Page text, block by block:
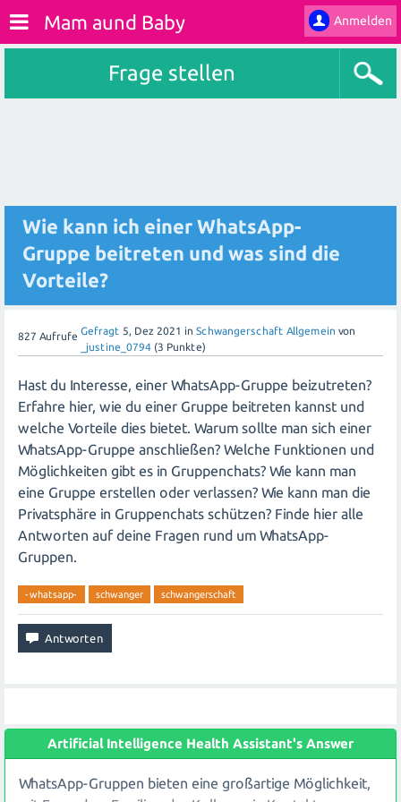
Anmelden
Mam aund Baby
Frage stellen
Wie kann ich einer WhatsApp-
Gruppe beitreten und was sind die
Vorteile?
827 Aufrufe Gefragt 5, Dez 2021 in Schwangerschaft Allgemein von
_justine_0794 (3 Punkte)
Hast du Interesse, einer WhatsApp-Gruppe beizutreten?
Erfahre hier, wie du einer Gruppe beitreten kannst und
welche Vorteile dies bietet. Warum sollte man sich einer
WhatsApp-Gruppe anschließen? Welche Funktionen und
Möglichkeiten gibt es in Gruppenchats? Wie kann man
eine Gruppe erstellen oder verlassen? Wie kann man die
Privatsphäre in Gruppenchats schützen? Finde hier alle
Antworten auf deine Fragen rund um WhatsApp-
Gruppen.
-whatsapp- schwanger schwangerschaft
Artificial Intelligence Health Assistant's Answer
WhatsApp-Gruppen bieten eine großartige Möglichkeit,